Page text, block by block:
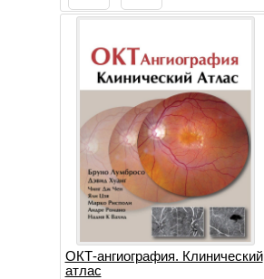
ОКТ-ангиография. Клинический
атлас